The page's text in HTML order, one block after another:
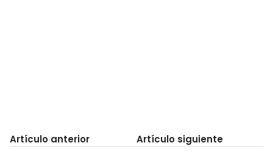
Artículo anterior Artículo siguiente